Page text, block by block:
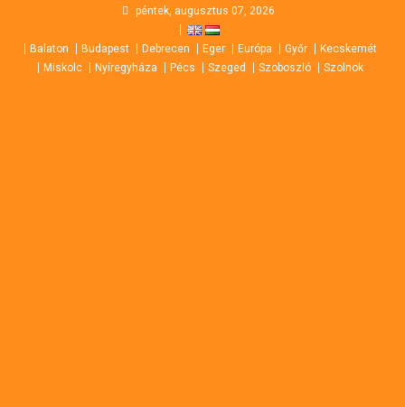
content
péntek, augusztus 07, 2026
Balaton Budapest Debrecen Eger Európa Győr
Kecskemét
Miskolc
Nyíregyháza Pécs Szeged Szoboszló Szolnok